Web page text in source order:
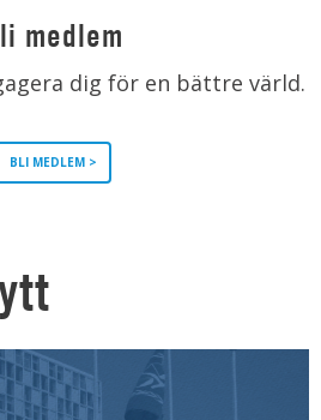
medlem
dig för en bättre värld.
BLI MEDLEM >